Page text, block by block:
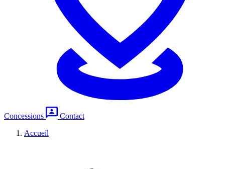
Concessions
Contact
Accueil